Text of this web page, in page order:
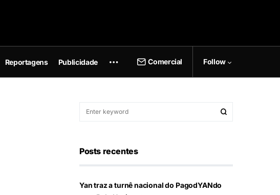
Reportagens Publicidade Comercial Follow
Posts recentes
Yan traz a turnê nacional do PagodYANdo